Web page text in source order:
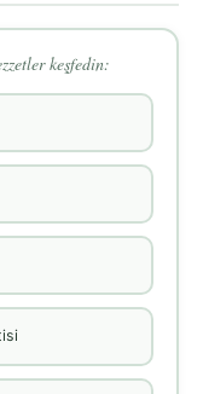
keşfedin: